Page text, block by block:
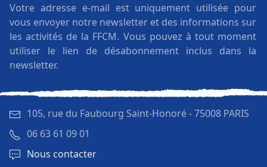
Votre adresse e-mail est uniquement utilisée pour
vous envoyer notre newsletter et des informations sur
les activités de la FFCM. Vous pouvez à tout moment
utiliser le lien de désabonnement inclus dans la
newsletter.
105, rue du Faubourg Saint-Honoré -75008 PARIS
06 63 61 09 01
Nous contacter